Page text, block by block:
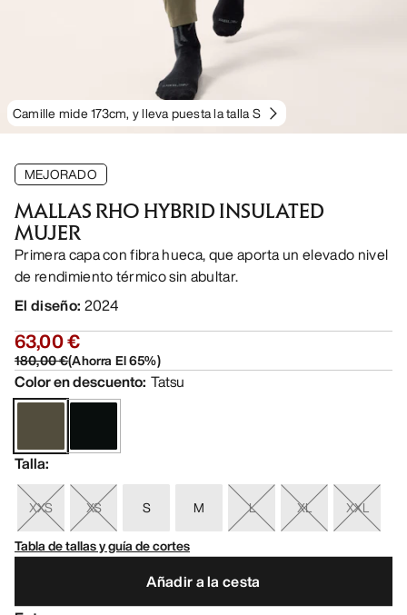
Camille mide 173cm, y lleva puesta la talla S
MEJORADO
MALLAS RHO HYBRID INSULATED
MUJER
Primera capa con fibra hueca, que aporta un elevado nivel
de rendimiento térmico sin abultar.
El diseño: 2024
63,00 €
180,00 €(Ahorra El65%)
Color en descuento: Tatsu
Talla:
XXS XS S M L XL
XXL
Tabla de tallas y guía de cortes
Añadir a la cesta